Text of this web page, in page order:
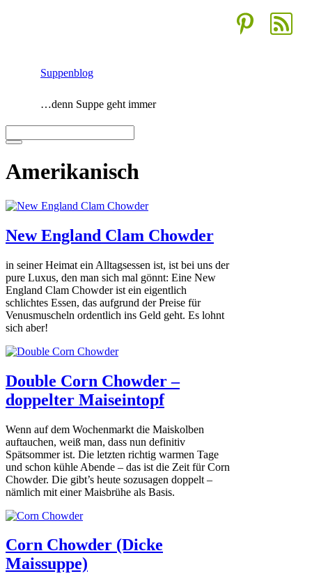
Suppenblog
…denn Suppe geht immer
Menü
Amerikanisch
New England Clam Chowder
in seiner Heimat ein Alltagsessen ist, ist bei uns der
pure Luxus, den man sich mal gönnt: Eine New
England Clam Chowder ist ein eigentlich
schlichtes Essen, das aufgrund der Preise für
Venusmuscheln ordentlich ins Geld geht. Es lohnt
sich aber!
Double Corn Chowder –
doppelter Maiseintopf
Wenn auf dem Wochenmarkt die Maiskolben
auftauchen, weiß man, dass nun definitiv
Spätsommer ist. Die letzten richtig warmen Tage
und schon kühle Abende – das ist die Zeit für Corn
Chowder. Die gibt’s heute sozusagen doppelt –
nämlich mit einer Maisbrühe als Basis.
Corn Chowder (Dicke
Maissuppe)